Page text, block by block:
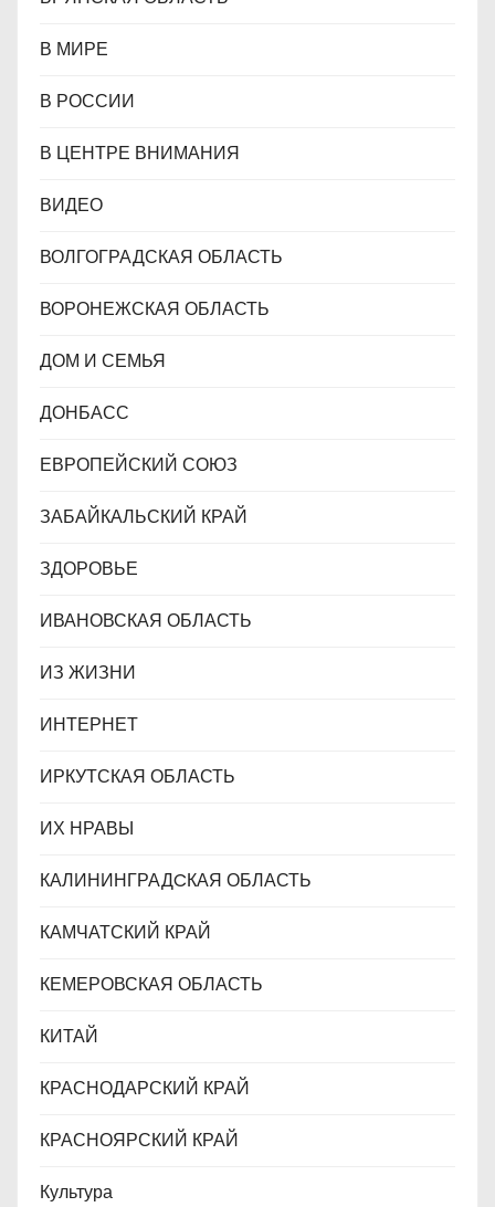
В МИРЕ
В РОССИИ
В ЦЕНТРЕ ВНИМАНИЯ
ВИДЕО
ВОЛГОГРАДСКАЯ ОБЛАСТЬ
ВОРОНЕЖСКАЯ ОБЛАСТЬ
ДОМ И СЕМЬЯ
ДОНБАСС
ЕВРОПЕЙСКИЙ СОЮЗ
ЗАБАЙКАЛЬСКИЙ КРАЙ
ЗДОРОВЬЕ
ИВАНОВСКАЯ ОБЛАСТЬ
ИЗ ЖИЗНИ
ИНТЕРНЕТ
ИРКУТСКАЯ ОБЛАСТЬ
ИХ НРАВЫ
КАЛИНИНГРАДCКАЯ ОБЛАСТЬ
КАМЧАТСКИЙ КРАЙ
КЕМЕРОВСКАЯ ОБЛАСТЬ
КИТАЙ
КРАСНОДАРСКИЙ КРАЙ
КРАСНОЯРСКИЙ КРАЙ
Культура